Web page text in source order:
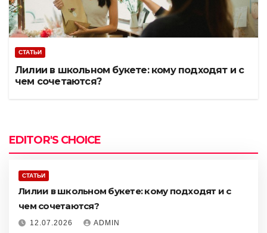
СТАТЬИ
Лилии в школьном букете: кому подходят и с
чем сочетаются?
EDITOR'S CHOICE
СТАТЬИ
Лилии в школьном букете: кому подходят и с
чем сочетаются?
12.07.2026 ADMIN